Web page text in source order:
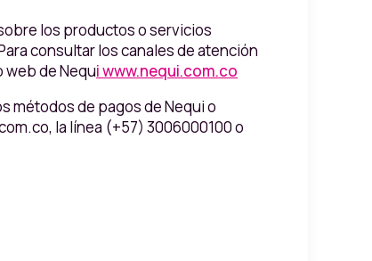
los productos o servicios
consultar los canales de atención
web de Nequi www.nequi.com.co
métodos de pagos de Nequi o
la línea (+57) 3006000100 o